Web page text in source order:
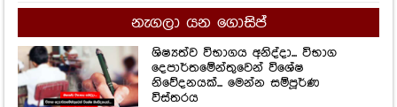
නැගලා යන ගොසිප්
ශිෂ්‍යත්ව විභාගය අනිද්දා... විභාග
දෙපාර්තමේන්තුවෙන් විශේෂ
නිවේදනයක්... මෙන්න සම්පූර්ණ
විස්තරය